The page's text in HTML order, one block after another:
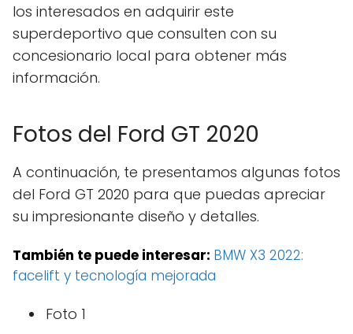
los interesados en adquirir este
superdeportivo que consulten con su
concesionario local para obtener más
información.
Fotos del Ford GT 2020
A continuación, te presentamos algunas fotos
del Ford GT 2020 para que puedas apreciar
su impresionante diseño y detalles.
También te puede interesar: BMW X3 2022:
facelift y tecnología mejorada
Foto 1